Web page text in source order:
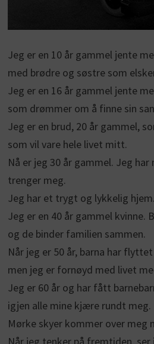
Jeg er en 10 år gammel jente
med brødre og søstre som
Jeg er en 16 år gammel jente
som drømmer om å finne sin
Jeg er en brud, 20 år gammel,
som vil vare hele livet mitt.
Nå er jeg 30 år gammel. Jeg har
trenger meg.
Jeg har et trygt og lykkelig hjem.
Jeg er en 40 år gammel kvinne.
og de binder familien sammen.
Når jeg er 50 år, barna har
men jeg er fornøyd med livet
Jeg er 60 år og har fått
igjen alle mine kjære rundt meg.
Mørke skyer kommer over meg